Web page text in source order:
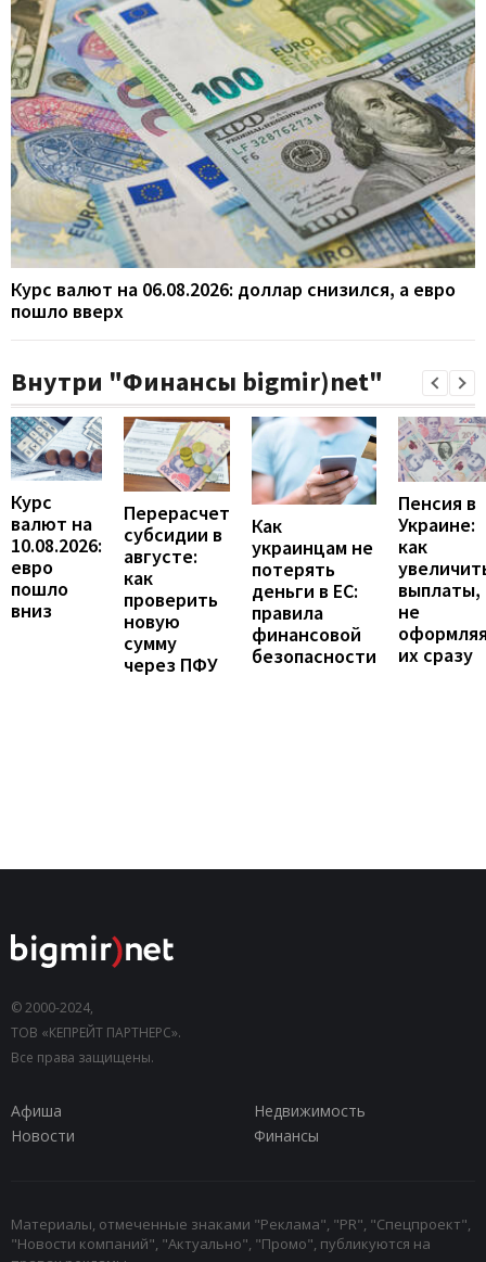
Курс валют на 06.08.2026: доллар снизился, а евро
пошло вверх
Внутри "Финансы bigmir)net"
Курс
валют на
10.08.2026:
евро
пошло
вниз
Перерасчет
субсидии в
августе:
как
проверить
новую
сумму
через ПФУ
Как
украинцам не
потерять
деньги в ЕС:
правила
финансовой
безопасности
Пенсия в
Украине:
как
выплаты,
не
их сразу
© 2000-2024,
ТОВ «КЕПРЕЙТ ПАРТНЕРС».
Все права защищены.
Афиша
Недвижимость
Новости
Финансы
Материалы, отмеченные знаками "Реклама", "PR", "Спецпроект",
"Новости компаний", "Актуально", "Промо", публикуются на